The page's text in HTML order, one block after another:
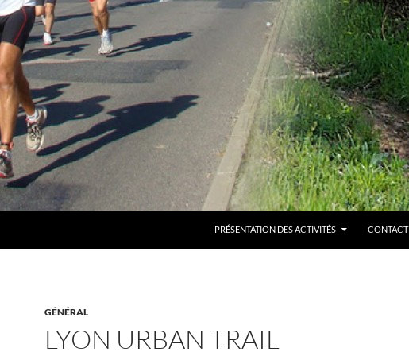
PRÉSENTATION DES ACTIVITÉS CONTACT
GÉNÉRAL
LYON URBAN TRAIL